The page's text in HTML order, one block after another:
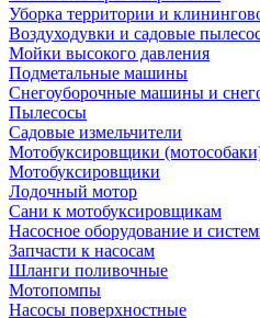
Уборка территории и
Воздуходувки и садовые
Мойки высокого давления
Подметальные машины
Снегоуборочные машины и
Пылесосы
Садовые измельчители
Мотобуксировщики
Мотобуксировщики
Лодочный мотор
Сани к мотобуксировщикам
Насосное оборудование и
Запчасти к насосам
Шланги поливочные
Мотопомпы
Насосы поверхностные